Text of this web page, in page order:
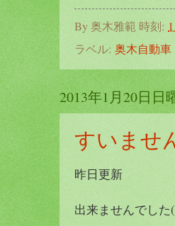
By奥木雅範 時刻:
ラベル: 奥木自動車
2013年1月20日日
すいませ
昨日更新
出来ませんでした